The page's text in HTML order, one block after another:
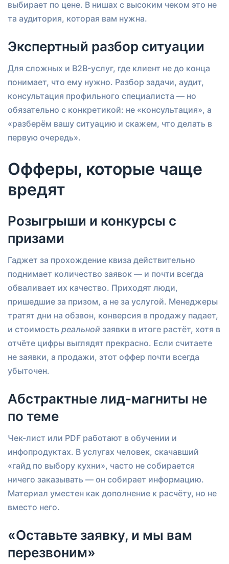
выбирает по цене. В нишах с высоким чеком это не
та аудитория, которая вам нужна.
Экспертный разбор ситуации
Для сложных и B2B-услуг, где клиент не до конца
понимает, что ему нужно. Разбор задачи, аудит,
консультация профильного специалиста — но
обязательно с конкретикой: не «консультация», а
«разберём вашу ситуацию и скажем, что делать в
первую очередь».
Офферы, которые чаще
вредят
Розыгрыши и конкурсы с
призами
Гаджет за прохождение квиза действительно
поднимает количество заявок — и почти всегда
обваливает их качество. Приходят люди,
пришедшие за призом, а не за услугой. Менеджеры
тратят дни на обзвон, конверсия в продажу падает,
и стоимость реальной заявки в итоге растёт, хотя в
отчёте цифры выглядят прекрасно. Если считаете
не заявки, а продажи, этот оффер почти всегда
убыточен.
Абстрактные лид-магниты не
по теме
Чек-лист или PDF работают в обучении и
инфопродуктах. В услугах человек, скачавший
«гайд по выбору кухни», часто не собирается
ничего заказывать — он собирает информацию.
Материал уместен как дополнение к расчёту, но не
вместо него.
«Оставьте заявку, и мы вам
перезвоним»